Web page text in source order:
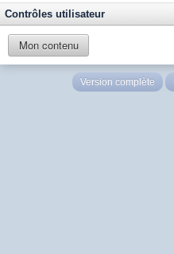
Contrôles utilisateur
Mon contenu
Version complète